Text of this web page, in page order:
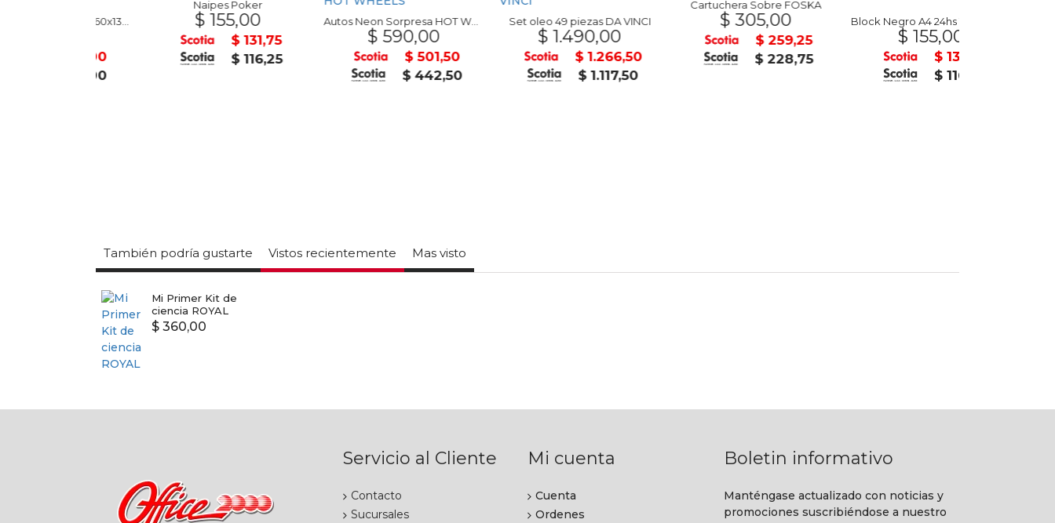
Naipes Poker
$ 155,00
$ 131,75
$ 116,25
Autos Neon Sorpresa HOT WHEELS
$ 590,00
$ 501,50
$ 442,50
Set oleo 49 piezas DA VINCI
$ 1.490,00
$ 1.266,50
$ 1.117,50
Cartuchera Sobre FOSKA
$ 305,00
$ 259,25
$ 228,75
Block Negro A4 24hs 120gr FEDRIGONI
$ 155,00
$ 131,75
$ 116,25
También podría gustarte Vistos recientemente Mas visto
Mi Primer Kit de
ciencia ROYAL
$ 360,00
Servicio al Cliente
Contacto
Sucursales
Mi cuenta
Cuenta
Ordenes
Boletin informativo
Manténgase actualizado con noticias y
promociones suscribiéndose a nuestro